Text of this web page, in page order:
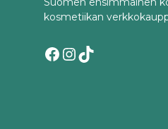
kosmetiikan
Facebook
Instagram
TikTok